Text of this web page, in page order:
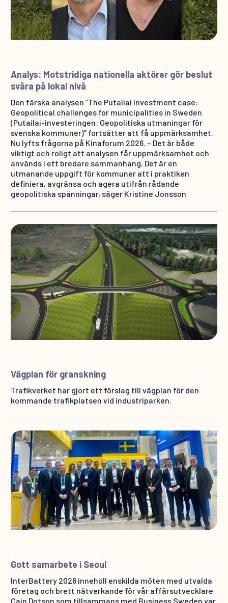
Analys: Motstridiga nationella aktörer gör beslut
svåra på lokal nivå
Den färska analysen ”The Putailai investment case:
Geopolitical challenges for municipalities in Sweden
(Putailai-investeringen: Geopolitiska utmaningar för
svenska kommuner)” fortsätter att få uppmärksamhet.
Nu lyfts frågorna på Kinaforum 2026. – Det är både
viktigt och roligt att analysen får uppmärksamhet och
används i ett bredare sammanhang. Det är en
utmanande uppgift för kommuner att i praktiken
definiera, avgränsa och agera utifrån rådande
geopolitiska spänningar, säger Kristine Jonsson
Vägplan för granskning
Trafikverket har gjort ett förslag till vägplan för den
kommande trafikplatsen vid industriparken.
Gott samarbete i Seoul
InterBattery 2026 innehöll enskilda möten med utvalda
företag och brett nätverkande för vår affärsutvecklare
Cain Dotson som tillsammans med Business Sweden var